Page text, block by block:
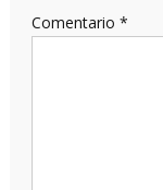
Comentario *